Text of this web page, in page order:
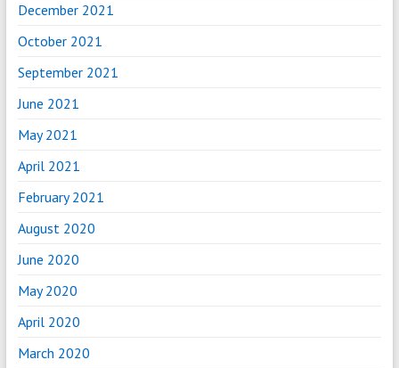
December 2021
October 2021
September 2021
June 2021
May 2021
April 2021
February 2021
August 2020
June 2020
May 2020
April 2020
March 2020